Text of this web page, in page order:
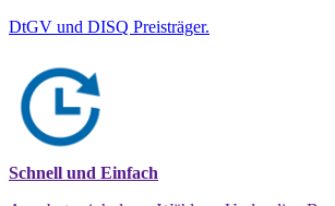
DtGV und DISQ Preisträger.
Schnell und Einfach